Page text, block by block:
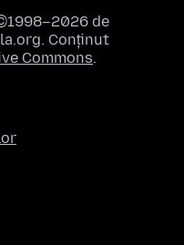
de
Conținut
Commons.